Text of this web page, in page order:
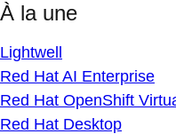
À la une
Lightwell
Red Hat AI Enterprise
Red Hat OpenShift
Red Hat Desktop